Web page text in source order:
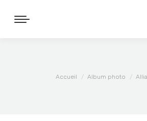
Vous êtes ici :
Accueil Album photo